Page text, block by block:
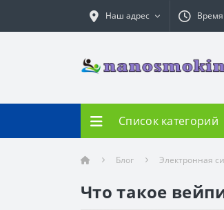
Наш адрес
Список категорий
Блог Электронная
Что такое